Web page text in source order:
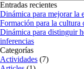
Entradas recientes
Dinámica para mejorar la
Formación para la cultura
Dinámica para distinguir
inferencias
Categorías
Actividades (7)